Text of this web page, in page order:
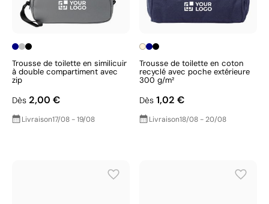
Trousse de toilette en similicuir
à double compartiment avec
zip
Dès 2,00 €
Livraison17/08 - 19/08
Trousse de toilette en coton
recyclé avec poche extérieure
300 g/m²
Dès 1,02 €
Livraison18/08 - 20/08